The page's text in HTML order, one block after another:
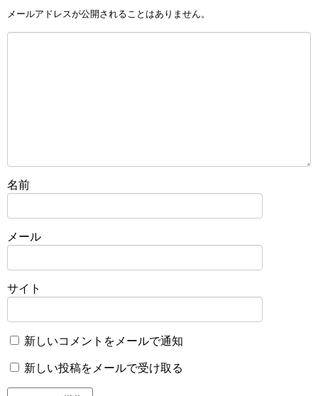
メールアドレスが公開されることはありません。
名前
メール
サイト
新しいコメントをメールで通知
新しい投稿をメールで受け取る